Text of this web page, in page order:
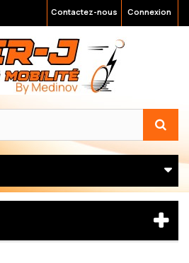
Connexion
Contactez-nous